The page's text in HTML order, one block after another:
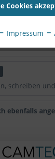
Hersteller
mehr
schreiben
ebenfalls
Cookies
Impressum